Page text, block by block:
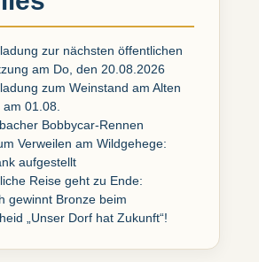
zur nächsten öffentlichen
am Do, den 20.08.2026
zum Weinstand am Alten
01.08.
Bobbycar-Rennen
Verweilen am Wildgehege:
aufgestellt
Reise geht zu Ende:
gewinnt Bronze beim
„Unser Dorf hat Zukunft“!